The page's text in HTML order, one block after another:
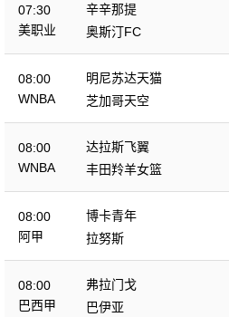
07:30
美职业
辛辛那提
奥斯汀FC
08:00
WNBA
明尼苏达天猫
芝加哥天空
08:00
WNBA
达拉斯飞翼
丰田羚羊女篮
08:00
阿甲
博卡青年
拉努斯
08:00
巴西甲
弗拉门戈
巴伊亚